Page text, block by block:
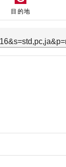
目的地